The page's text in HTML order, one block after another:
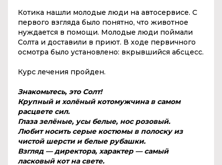
Котика нашли молодые люди на автосервисе. С
первого взгляда было понятно, что животное
нуждается в помощи. Молодые люди поймали
Солта и доставили в приют. В ходе первичного
осмотра было установлено: вкрывшийся абсцесс.
Курс лечения пройден.
Знакомьтесь, это Солт!
Крупный и холёный котомужчина в самом
расцвете сил.
Глаза зелёные, усы белые, нос розовый.
Любит носить серые костюмы в полоску из
чистой шерсти и белые рубашки.
Взгляд — директора, характер — самый
ласковый кот на свете.